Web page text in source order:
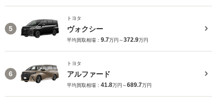
5
トヨタ
ヴォクシー
平均買取相場： 9.7万円～372.9万円
6
トヨタ
アルファード
平均買取相場： 41.8万円～689.7万円